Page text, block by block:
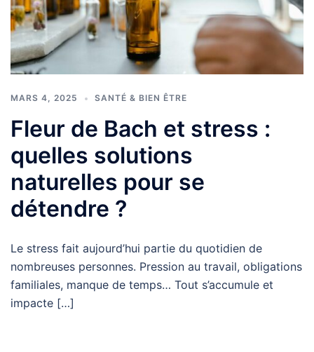
MARS 4, 2025 SANTÉ & BIEN ÊTRE
Fleur de Bach et stress :
quelles solutions
naturelles pour se
détendre ?
Le stress fait aujourd’hui partie du quotidien de
nombreuses personnes. Pression au travail, obligations
familiales, manque de temps… Tout s’accumule et
impacte […]